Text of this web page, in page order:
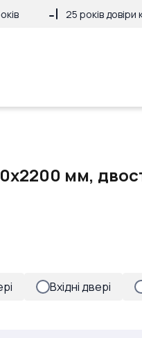
25 років довіри
мм,
Вхідні двері